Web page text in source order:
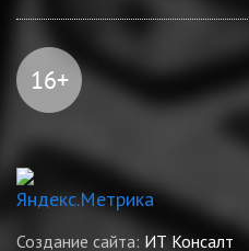
Создание сайта: ИТ Консалт